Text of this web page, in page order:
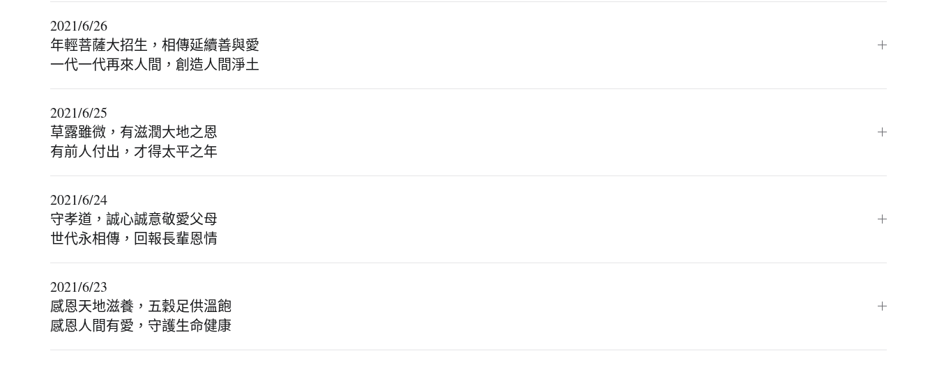
2021/6/26
年輕菩薩大招生，相傳延續善與愛
一代一代再來人間，創造人間淨土
2021/6/25
草露雖微，有滋潤大地之恩
有前人付出，才得太平之年
2021/6/24
守孝道，誠心誠意敬愛父母
世代永相傳，回報長輩恩情
2021/6/23
感恩天地滋養，五穀足供溫飽
感恩人間有愛，守護生命健康